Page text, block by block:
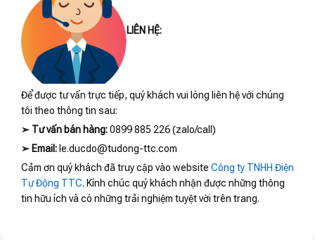
LIÊN HỆ:
Để được tư vấn trực tiếp, quý khách vui lòng liên hệ với chúng
tôi theo thông tin sau:
➢ Tư vấn bán hàng:0899 885 226 (zalo/call)
➢ Email: le.ducdo@tudong-ttc.com
Cảm ơn quý khách đã truy cập vào website Công ty TNHH Điện
Tự Động TTC. Kính chúc quý khách nhận được những thông
tin hữu ích và có những trải nghiệm tuyệt vời trên trang.